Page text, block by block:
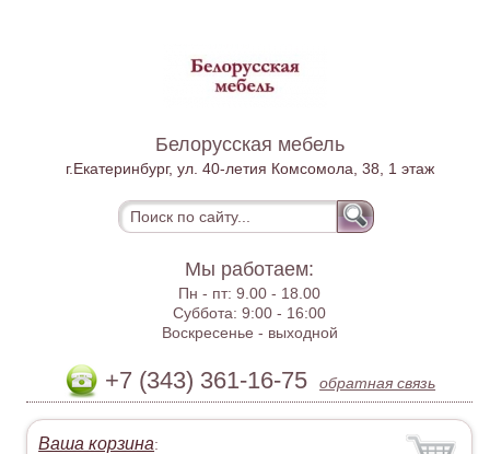
Белорусская мебель
г.Екатеринбург, ул. 40-летия Комсомола, 38, 1 этаж
Мы работаем:
Пн - пт:9.00 - 18.00
Суббота:9:00 - 16:00
Воскресенье - выходной
+7 (343) 361-16-75 обратная связь
Ваша корзина: